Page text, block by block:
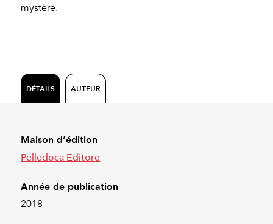
mystère.
DÉTAILS AUTEUR
Maison d’édition
Pelledoca Editore
Année de publication
2018